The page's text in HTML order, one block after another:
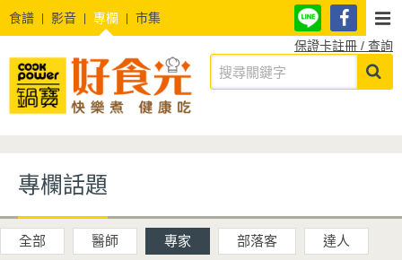
食譜 影音 專欄
市集
保證卡註冊 / 查詢
專欄話題
全部 醫師 專家 部落客 達人